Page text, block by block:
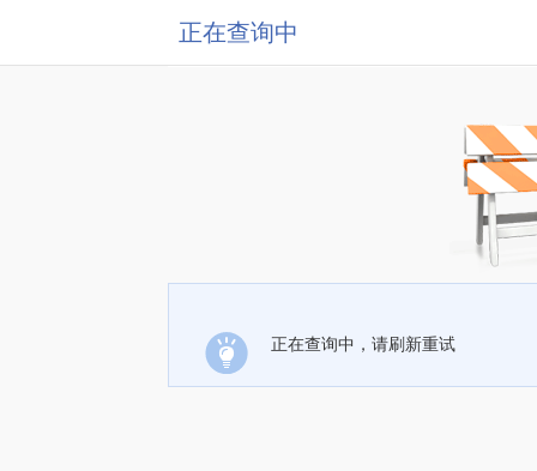
正在查询中
正在查询中，请刷新重试